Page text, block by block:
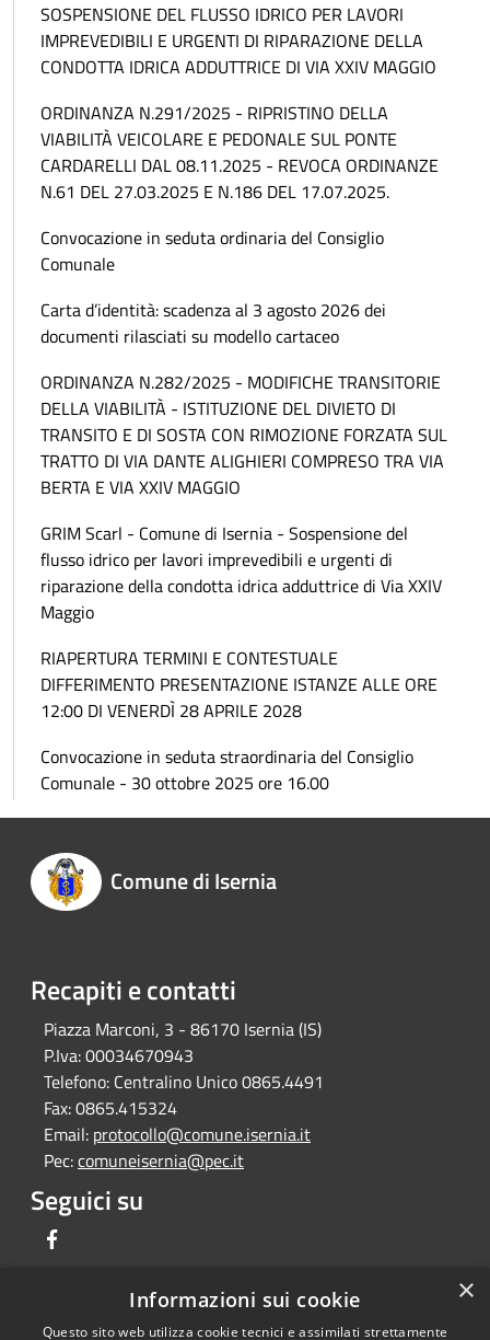
SOSPENSIONE DEL FLUSSO IDRICO PER LAVORI
IMPREVEDIBILI E URGENTI DI RIPARAZIONE DELLA
CONDOTTA IDRICA ADDUTTRICE DI VIA XXIV MAGGIO
ORDINANZA N.291/2025 - RIPRISTINO DELLA
VIABILITÀ VEICOLARE E PEDONALE SUL PONTE
CARDARELLI DAL 08.11.2025 - REVOCA ORDINANZE
N.61 DEL 27.03.2025 E N.186 DEL 17.07.2025.
Convocazione in seduta ordinaria del Consiglio
Comunale
Carta d’identità: scadenza al 3 agosto 2026 dei
documenti rilasciati su modello cartaceo
ORDINANZA N.282/2025 - MODIFICHE TRANSITORIE
DELLA VIABILITÀ - ISTITUZIONE DEL DIVIETO DI
TRANSITO E DI SOSTA CON RIMOZIONE FORZATA SUL
TRATTO DI VIA DANTE ALIGHIERI COMPRESO TRA VIA
BERTA E VIA XXIV MAGGIO
GRIM Scarl - Comune di Isernia - Sospensione del
flusso idrico per lavori imprevedibili e urgenti di
riparazione della condotta idrica adduttrice di Via XXIV
Maggio
RIAPERTURA TERMINI E CONTESTUALE
DIFFERIMENTO PRESENTAZIONE ISTANZE ALLE ORE
12:00 DI VENERDÌ 28 APRILE 2028
Convocazione in seduta straordinaria del Consiglio
Comunale - 30 ottobre 2025 ore 16.00
Comune di Isernia
Recapiti e contatti
Piazza Marconi, 3 - 86170 Isernia (IS)
P.Iva:00034670943
Telefono: Centralino Unico 0865.4491
Fax:0865.415324
Email: protocollo@comune.isernia.it
Pec:comuneisernia@pec.it
Seguici su
×
Informazioni sui cookie
Questo sito web utilizza cookie tecnici e assimilati strettamente